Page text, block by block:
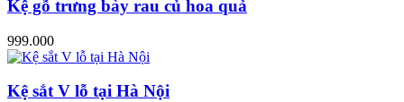
Kệ gỗ trưng bày rau củ hoa quả
999.000
Kệ sắt V lỗ tại Hà Nội